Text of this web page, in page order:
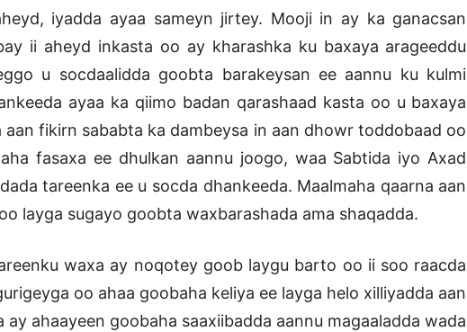
iyadda ayaa sameyn jirtey. Mooji in ay ka ganacsan
ii aheyd inkasta oo ay kharashka ku baxaya arageeddu
u socdaalidda goobta barakeysan ee aannu ku kulmi
ayaa ka qiimo badan qarashaad kasta oo u baxaya
aan fikirn sababta ka dambeysa in aan dhowr toddobaad oo
fasaxa ee dhulkan aannu joogo, waa Sabtida iyo Axad
tareenka ee u socda dhankeeda. Maalmaha qaarna aan
layga sugayo goobta waxbarashada ama shaqadda.
waxa ay noqotey goob laygu barto oo ii soo raacda
oo ahaa goobaha keliya ee layga helo xilliyadda aan
ay ahaayeen goobaha saaxiibadda aannu magaaladda wada